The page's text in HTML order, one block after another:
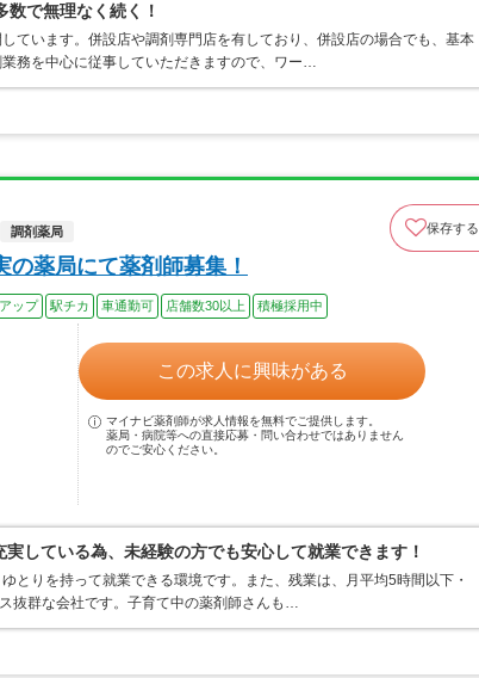
数で無理なく続く！
ています。併設店や調剤専門店を有しており、併設店の場合でも、基本
務を中心に従事していただきますので、ワー…
調剤薬局 保存する
の薬局にて薬剤師募集！
ップ 駅チカ 車通勤可 店舗数30以上 積極採用中
この求人に興味がある
マイナビ薬剤師が求人情報を無料でご提供します。
薬局・病院等への直接応募・問い合わせではありません
のでご安心ください。
している為、未経験の方でも安心して就業できます！
とりを持って就業できる環境です。また、残業は、月平均5時間以下・
抜群な会社です。子育て中の薬剤師さんも…